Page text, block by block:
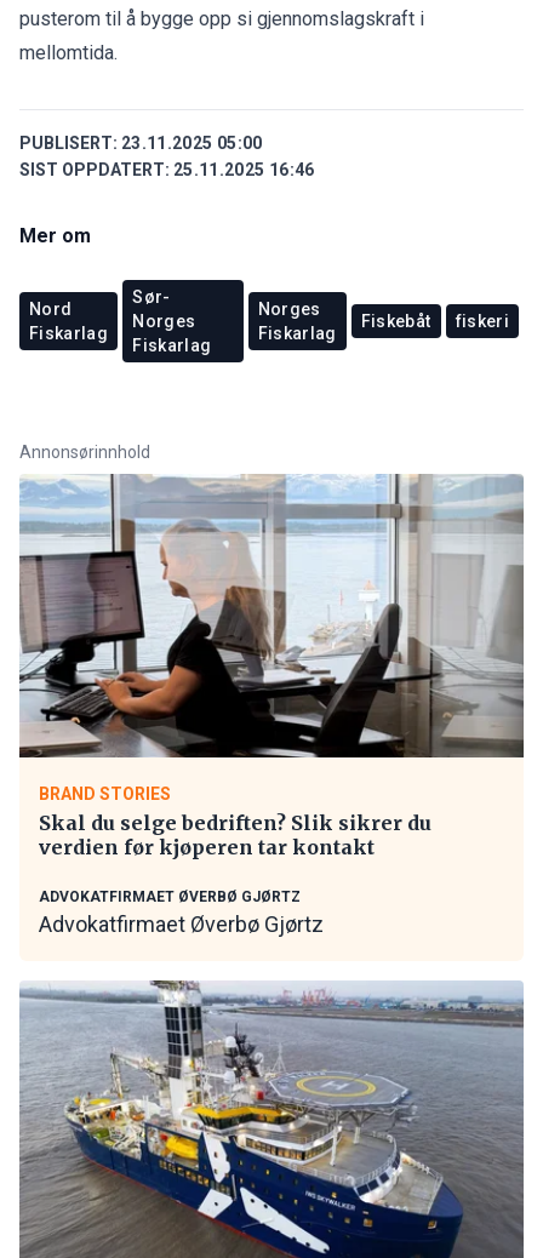
pusterom til å bygge opp si gjennomslagskraft i
mellomtida.
PUBLISERT: 23.11.2025 05:00
SIST OPPDATERT: 25.11.2025 16:46
Mer om
Nord
Fiskarlag
Sør-
Norges
Fiskarlag
Norges
Fiskarlag
Fiskebåt fiskeri
Annonsørinnhold
BRAND STORIES
Skal du selge bedriften? Slik sikrer du
verdien før kjøperen tar kontakt
ADVOKATFIRMAET ØVERBØ GJØRTZ
Advokatfirmaet Øverbø Gjørtz